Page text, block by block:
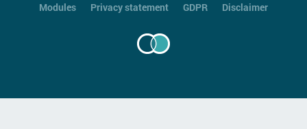
Modules
Privacy statement GDPR Disclaimer